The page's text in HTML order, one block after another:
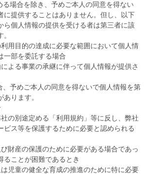
る場合を除き、予めご本人の同意を得ない
に提供することはありません。但し、以下
ら個人情報の提供を受ける者は第三者に該
用目的の達成に必要な範囲において個人情
一部を委託する場合
よる事業の承継に伴って個人情報が提供さ
、予めご本人の同意を得ないで個人情報を第
ります。
の別途定める「利用規約」等に反し、弊社
ビス等を保護するために必要と認められる
財産の保護のために必要がある場合であっ
ることが困難であるとき
児童の健全な育成の推進のために特に必要